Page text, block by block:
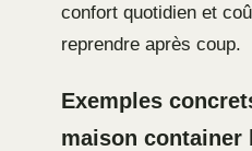
confort quotidien et
reprendre après coup.
Exemples
maison container